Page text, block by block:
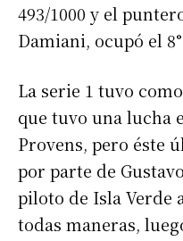
493/1000 y el
Damiani, ocupó el
La serie 1 tuvo
que tuvo una lucha
Provens, pero éste
por parte de
piloto de Isla Verde
todas maneras,